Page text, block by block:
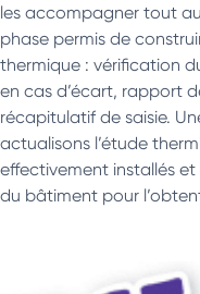
les accompagner tout
phase permis de
thermique : vérification
en cas d’écart, rapport
récapitulatif de saisie.
actualisons l’étude
effectivement installés et
du bâtiment pour